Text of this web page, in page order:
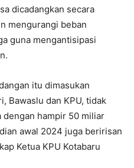
dicadangkan secara
mengurangi beban
guna mengantisipasi
itu dimasukan
Bawaslu dan KPU, tidak
dengan hampir 50 miliar
awal 2024 juga beririsan
Ketua KPU Kotabaru